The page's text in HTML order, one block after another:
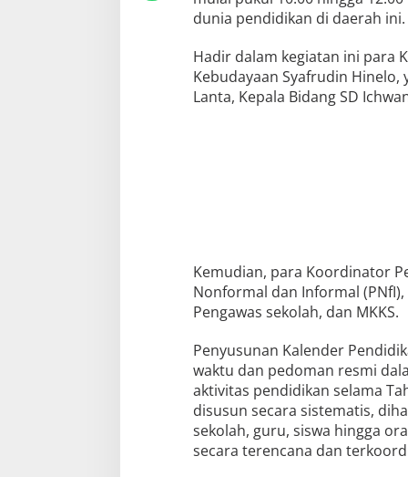
dunia pendidikan di daerah ini.
Hadir dalam kegiatan ini para
Kebudayaan Syafrudin Hinelo,
Lanta, Kepala Bidang SD
Kemudian, para Koordinator
Nonformal dan Informal (PNfI),
Pengawas sekolah, dan MKKS.
Penyusunan Kalender
waktu dan pedoman resmi
aktivitas pendidikan selama
disusun secara sistematis,
sekolah, guru, siswa hingga
secara terencana dan